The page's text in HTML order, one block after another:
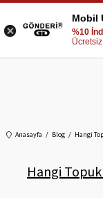
Anasayfa Blog Hangi
Hangi
Mobil
%10